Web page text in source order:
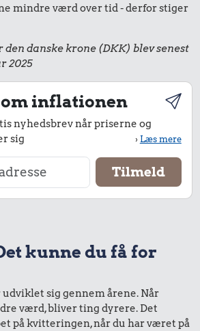
mindre værd over tid - derfor stiger
danske krone (DKK) blev senest
2025
om inflationen
nyhedsbrev når priserne og
sig
›Læs mere
kunne du få for
sig gennem årene. Når
værd, bliver ting dyrere. Det
på kvitteringen, når du har været på